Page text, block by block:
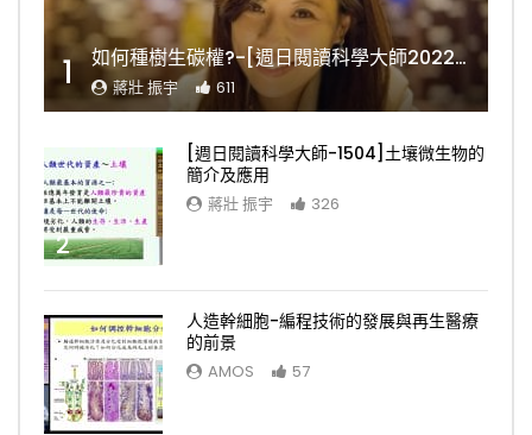
1 如何種樹生碳權?-[週日閱讀科學大師2022.11.06]
蔣壯 振宇 611
2
[週日閱讀科學大師-1504]土壤微生物的
簡介及應用
蔣壯 振宇 326
3
人造幹細胞-編程技術的發展與再生醫療
的前景
AMOS 57